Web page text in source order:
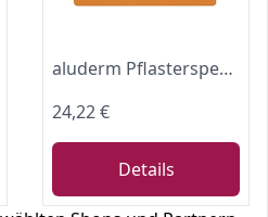
aluderm Pflasterspender gefüllt, 115 Pflaster, mit Wandhalterung, Marke Söhngen
24,22 €
Details